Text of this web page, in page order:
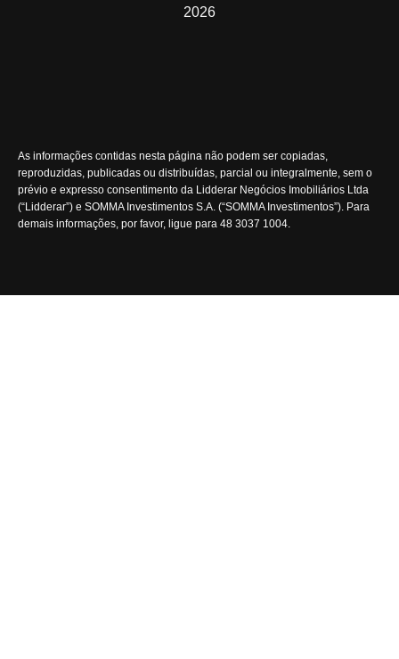
2026
As informações contidas nesta página não podem ser copiadas,
reproduzidas, publicadas ou distribuídas, parcial ou integralmente, sem o
prévio e expresso consentimento da Lidderar Negócios Imobiliários Ltda
(“Lidderar”) e SOMMA Investimentos S.A. (“SOMMA Investimentos”). Para
demais informações, por favor, ligue para 48 3037 1004.